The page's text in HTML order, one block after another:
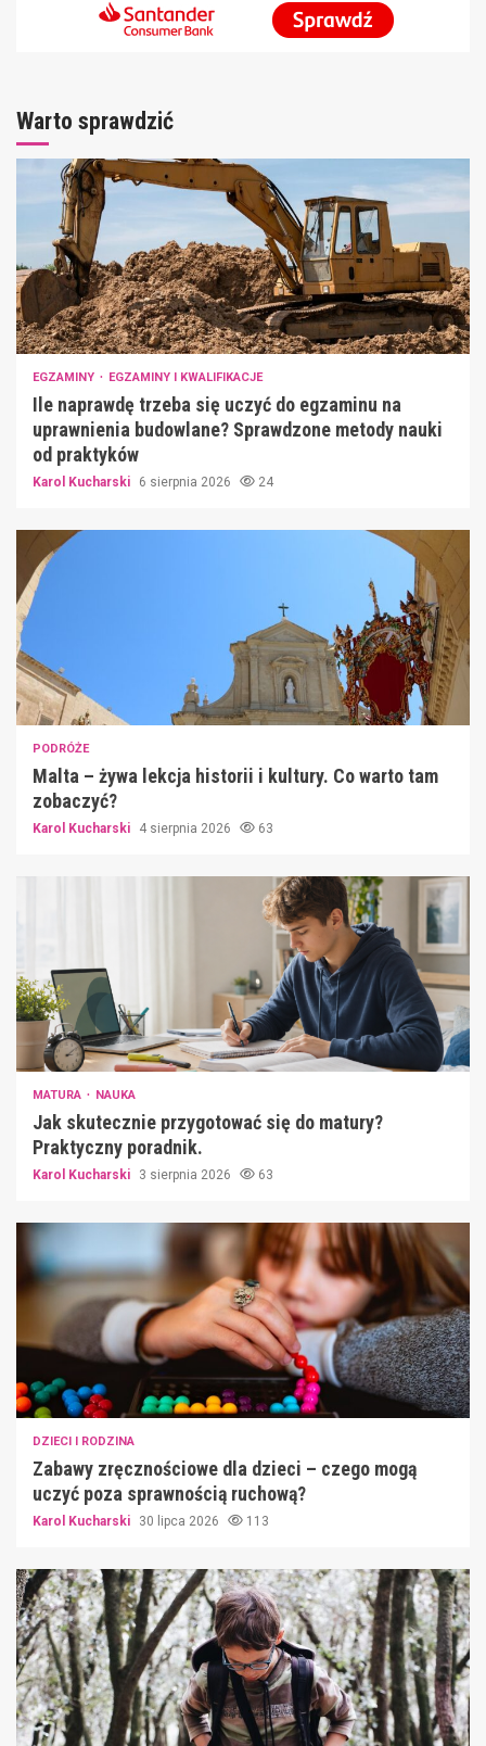
Warto sprawdzić
EGZAMINY EGZAMINY I KWALIFIKACJE
Ile naprawdę trzeba się uczyć do egzaminu na
uprawnienia budowlane? Sprawdzone metody nauki
od praktyków
Karol Kucharski 6 sierpnia 2026 24
PODRÓŻE
Malta – żywa lekcja historii i kultury. Co warto tam
zobaczyć?
Karol Kucharski 4 sierpnia 2026 63
MATURA NAUKA
Jak skutecznie przygotować się do matury?
Praktyczny poradnik.
Karol Kucharski 3 sierpnia 2026 63
DZIECI I RODZINA
Zabawy zręcznościowe dla dzieci – czego mogą
uczyć poza sprawnością ruchową?
Karol Kucharski 30 lipca 2026 113